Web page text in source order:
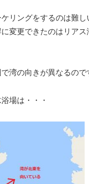
リングをするのは難し
変更できたのはリア
湾の向きが異なるので
場は・・・